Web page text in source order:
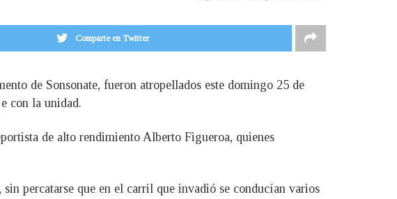
Comparte en Twitter
de Sonsonate, fueron atropellados este domingo 25 de
con la unidad.
de alto rendimiento Alberto Figueroa, quienes
percatarse que en el carril que invadió se conducían varios